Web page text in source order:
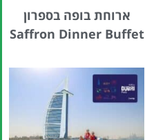
ארוחת בופה בספרון
Saffron Dinner Buffet